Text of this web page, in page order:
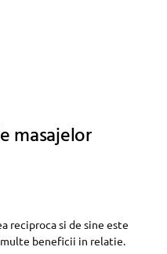
masajelor
reciproca si de sine este
beneficii in relatie.